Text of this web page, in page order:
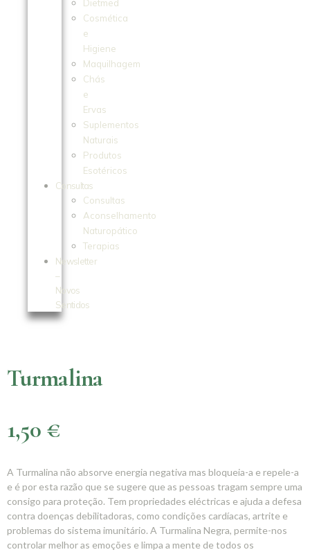
Dietmed
Cosmética
e
Higiene
Maquilhagem
Chás
e
Ervas
Suplementos
Naturais
Produtos
Esotéricos
Consultas
Consultas
Aconselhamento
Naturopático
Terapias
Newsletter
–
Novos
Sentidos
Turmalina
1,50 €
A Turmalina não absorve energia negativa mas bloqueia-a e repele-a
e é por esta razão que se sugere que as pessoas tragam sempre uma
consigo para proteção. Tem propriedades eléctricas e ajuda a defesa
contra doenças debilitadoras, como condições cardíacas, artrite e
problemas do sistema imunitário. A Turmalina Negra, permite-nos
controlar melhor as emoções e limpa a mente de todos os